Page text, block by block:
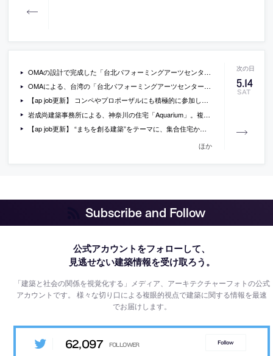
5.14
SAT
OMAの設計で完成した「台北パフォーミングアーツセンター」の動画
OMAによる、台湾の「台北パフォーミングアーツセンター」。約14年の歳月を経て完成した舞台芸術の為の施設、中央のキューブに球や直方体の形をした3つの劇場が差し込まれた構成を特徴とし、全体を貫く“パブリック・ループ”が市民を内部に招き入れ様々な体験を提供
【ap job更新】 コンペやプロポーザルにも積極的に参加し、幅広く施設の設計に取り組む「株式会社 佐野建築研究所」が、設計スタッフ（新卒既卒・経験者）を募集中
岩成尚建築事務所による、神奈川の住宅「Aquarium」。複層が成立条件の都市住居の計画、窮屈でない大らかさを求めて“水族館の水槽”の状態に注目し多様な場が区切りなく繋がる空間を構想、水面に近づくほど明るくなる様に地上から離れるほど開かれる建築
【ap job更新】 “まちを創る建築”をテーマに、集合住宅から大規模開発までを手掛ける「SKM設計計画事務所」が、設計スタッフ・技術パート・学生アルバイトを募集中
ほか
Subscribe and Follow
公式アカウントをフォローして、
見逃せない建築情報を受け取ろう。
「建築と社会の関係を視覚化する」メディア、アーキテクチャーフォトの公式
アカウントです。様々な切り口による複眼的視点で建築に関する情報を最速
でお届けします。
62,097 Follow